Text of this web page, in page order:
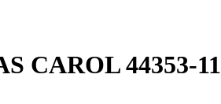
CAROL 44353-11